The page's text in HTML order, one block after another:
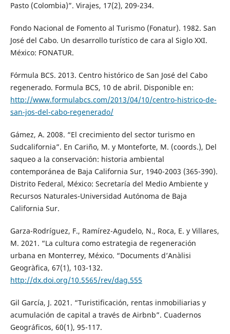
Pasto (Colombia)”. Virajes, 17(2), 209-234.
Fondo Nacional de Fomento al Turismo (Fonatur). 1982. San
José del Cabo. Un desarrollo turístico de cara al Siglo XXI.
México: FONATUR.
Fórmula BCS. 2013. Centro histórico de San José del Cabo
regenerado. Formula BCS, 10 de abril. Disponible en:
http://www.formulabcs.com/2013/04/10/centro-histrico-de-
san-jos-del-cabo-regenerado/
Gámez, A. 2008. “El crecimiento del sector turismo en
Sudcalifornia”. En Cariño, M. y Monteforte, M. (coords.), Del
saqueo a la conservación: historia ambiental
contemporánea de Baja California Sur, 1940-2003 (365-390).
Distrito Federal, México: Secretaría del Medio Ambiente y
Recursos Naturales-Universidad Autónoma de Baja
California Sur.
Garza-Rodríguez, F., Ramírez-Agudelo, N., Roca, E. y Villares,
M. 2021. “La cultura como estrategia de regeneración
urbana en Monterrey, México. “Documents d’Anàlisi
Geogràfica, 67(1), 103-132.
http://dx.doi.org/10.5565/rev/dag.555
Gil García, J. 2021. “Turistificación, rentas inmobiliarias y
acumulación de capital a través de Airbnb”. Cuadernos
Geográficos, 60(1), 95-117.